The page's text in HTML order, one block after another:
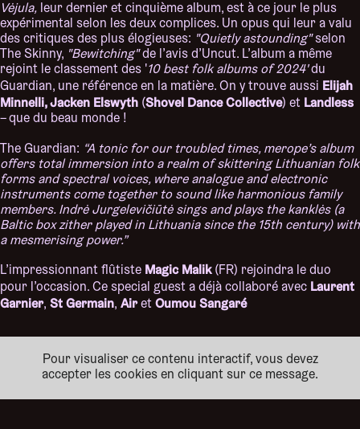
Vėjula, leur dernier et cinquième album, est à ce jour le plus
expérimental selon les deux complices. Un opus qui leur a valu
des critiques des plus élogieuses: "Quietly astounding"selon
The Skinny, "Bewitching"de l’avis d’Uncut. L’album a même
rejoint le classement des '10 best folk albums of 2024'du
Guardian, une référence en la matière. On y trouve aussi Elijah
Minnelli, Jacken Elswyth (Shovel Dance Collective) et Landless
– que du beau monde !
The Guardian: “A tonic for our troubled times, merope’s album
offers total immersion into a realm of skittering Lithuanian folk
forms and spectral voices, where analogue and electronic
instruments come together to sound like harmonious family
members. Indrė Jurgelevičiūtė sings and plays the kanklės (a
Baltic box zither played in Lithuania since the 15th century) with
a mesmerising power.”
L’impressionnant flûtiste Magic Malik(FR) rejoindra le duo
pour l’occasion. Ce special guest a déjà collaboré avec Laurent
Garnier, St Germain, Airet Oumou Sangaré